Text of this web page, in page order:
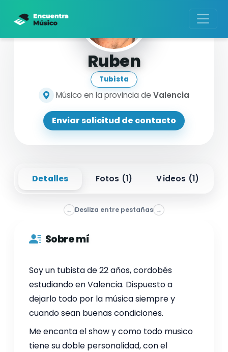
Ruben
Tubista
Músico en la provincia de Valencia
Enviar solicitud de contacto
Detalles Fotos (1) Vídeos (1)
← Desliza entre pestañas →
Sobre mí
Soy un tubista de 22 años, cordobés
estudiando en Valencia. Dispuesto a
dejarlo todo por la música siempre y
cuando sean buenas condiciones.
Me encanta el show y como todo musico
tiene su doble personalidad, con el